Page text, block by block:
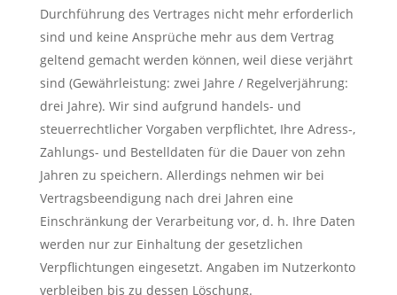
Durchführung des Vertrages nicht mehr erforderlich
sind und keine Ansprüche mehr aus dem Vertrag
geltend gemacht werden können, weil diese verjährt
sind (Gewährleistung: zwei Jahre / Regelverjährung:
drei Jahre). Wir sind aufgrund handels- und
steuerrechtlicher Vorgaben verpflichtet, Ihre Adress-,
Zahlungs- und Bestelldaten für die Dauer von zehn
Jahren zu speichern. Allerdings nehmen wir bei
Vertragsbeendigung nach drei Jahren eine
Einschränkung der Verarbeitung vor, d. h. Ihre Daten
werden nur zur Einhaltung der gesetzlichen
Verpflichtungen eingesetzt. Angaben im Nutzerkonto
verbleiben bis zu dessen Löschung.